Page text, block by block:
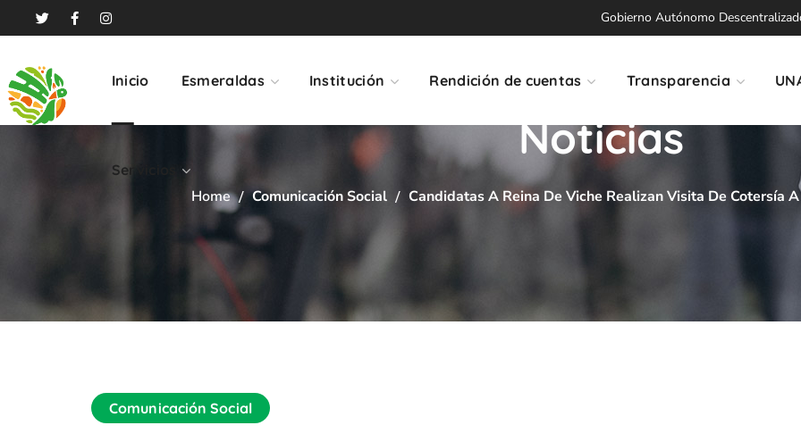
Gobierno Autónomo
Inicio Esmeraldas Institución Rendición de cuentas Transparencia
Servicios
Noticias
Home Comunicación Social Candidatas A Reina De Viche Realizan Visita De Cotersía
Comunicación Social